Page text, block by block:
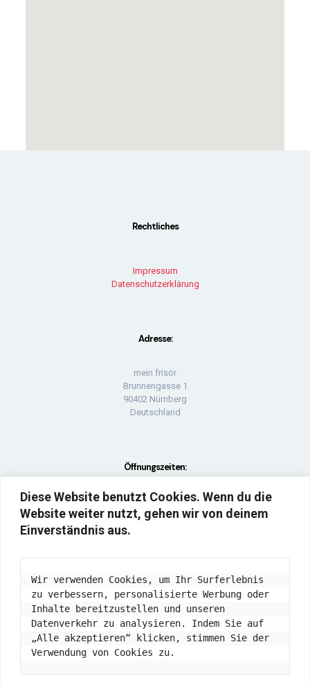
Diese Website benutzt Cookies. Wenn du die
Website weiter nutzt, gehen wir von deinem
Einverständnis aus.
Wir verwenden Cookies, um Ihr Surferlebnis
zu verbessern, personalisierte Werbung oder
Inhalte bereitzustellen und unseren
Datenverkehr zu analysieren. Indem Sie auf
„Alle akzeptieren“ klicken, stimmen Sie der
Verwendung von Cookies zu.
Rechtliches
Impressum
Datenschutzerklärung
Adresse:
mein frisör
Brunnengasse 1
90402 Nürnberg
Deutschland
Öffnungszeiten:
Montag: geschlossen
Di - Fr: 09:00 UHR - 18:00 UHR
Sa: 09:00 UHR - 16:00 UHR